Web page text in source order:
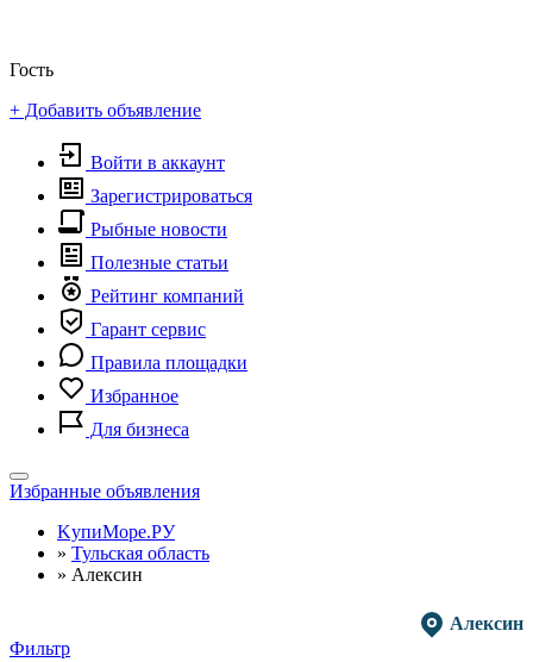
Гость
+ Добавить объявление
Войти в аккаунт
Зарегистрироваться
Рыбные новости
Полезные статьи
Рейтинг компаний
Гарант сервис
Правила площадки
Избранное
Для бизнеса
Toggle
navigation
Избранные объявления
KупиМоре.РУ
» Тульская область
» Алексин
Алексин
Фильтр